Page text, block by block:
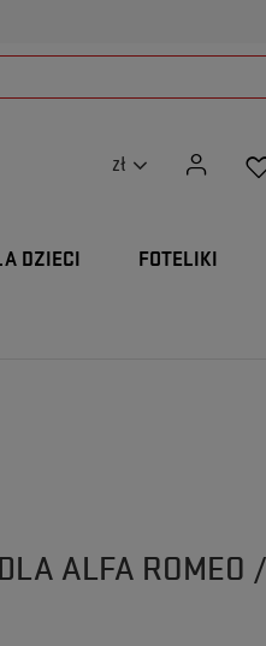
zł
DZIECI FOTELIKI
ALFA ROMEO